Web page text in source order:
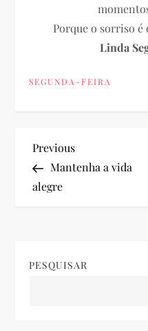
Porque o sorriso é
Linda
SEGUNDA-FEIRA
N
a
Previous
Post
Previous
Mantenha a vida
alegre
PESQUISAR